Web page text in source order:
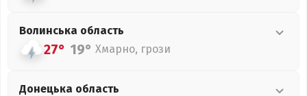
Волинська область
27° 19° Хмарно, грози
Донецька область